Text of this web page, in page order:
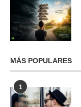
MÁS POPULARES
1